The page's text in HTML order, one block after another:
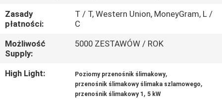
KONTROLA
JAKOŚCI
SKONTAKTUJ
SIĘ
Zasady
płatności:
T / T, Western Union, MoneyGram, L /
C
Możliwość
Supply:
5000 ZESTAWÓW / ROK
High Light: Poziomy przenośnik ślimakowy,
przenośnik ślimakowy ślimaka szlamowego,
przenośnik ślimakowy 1 , 5 kW